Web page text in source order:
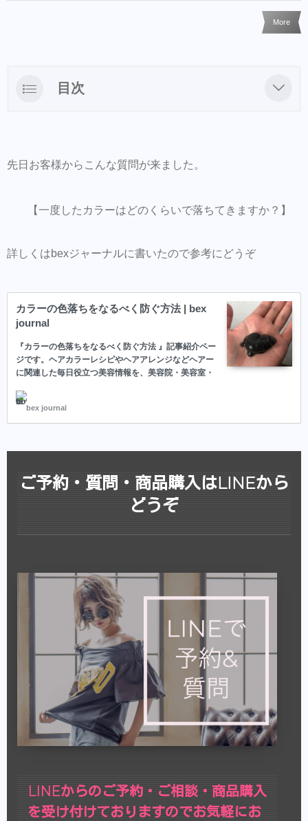
More
目次
初ご来店の方はこちらで事前登録をして頂く
同時にこちらもダウンロードして頂き新規登
録しておくとスタイルの保存・カルテの保存
ができます。
美容師の方にはこちらもオススメ。SNSプロ
【Routine 】メンバー募集中
先日お客様からこんな質問が来ました。
【一度したカラーはどのくらいで落ちてきますか？】
詳しくはbexジャーナルに書いたので参考にどうぞ
カラーの色落ちをなるべく防ぐ方法 | bex
journal
『カラーの色落ちをなるべく防ぐ方法 』記事紹介ペー
ジです。ヘアカラーレシピやヘアアレンジなどヘアー
に関連した毎日役立つ美容情報を、美容院・美容室・
「bex journal 」
bex journal
ご予約・質問・商品購入はLINEから
どうぞ
LINEからのご予約・ご相談・商品購入
を受け付けておりますのでお気軽にお